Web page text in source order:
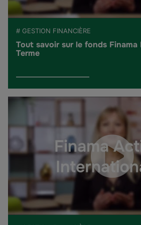
# GESTION FINANCIÈRE
Tout savoir sur le fonds Finama
Terme